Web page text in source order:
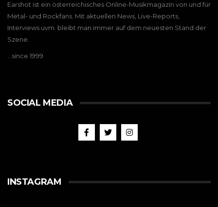
Earshot ist ein österreichisches Online-Musikmagazin von und für
Metal- und Rockfans. Mit aktuellen News, Live-Reports,
Interviews uvm. bleibt man immer auf dem neuesten Stand der
Szene.
…since 1999
SOCIAL MEDIA
INSTAGRAM